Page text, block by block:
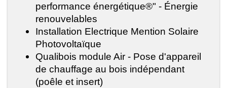
performance énergétique®" - Énergie
renouvelables
Installation Electrique Mention Solaire
Photovoltaïque
Qualibois module Air - Pose d'appareil
de chauffage au bois indépendant
(poêle et insert)